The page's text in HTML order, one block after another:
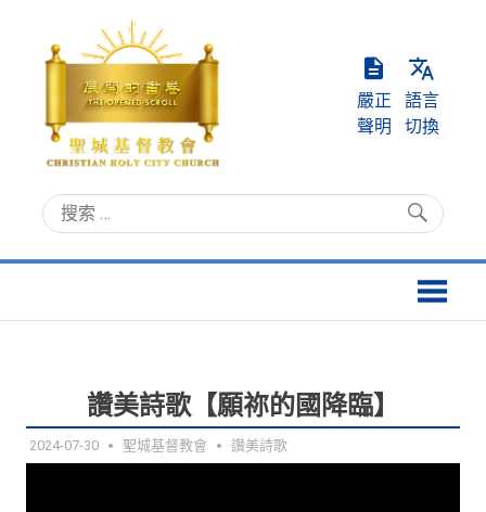
聖
基
督
會
Christian
Holy
Church
嚴正
聲明
語言
切換
讚美詩歌【願祢的國降臨】
2024-07-30 聖城基督教會 讚美詩歌